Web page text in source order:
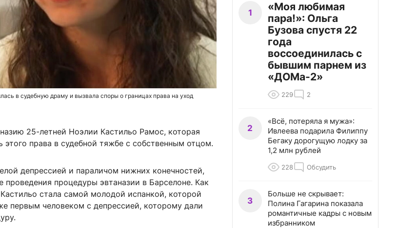
в судебную драму и вызвала споры о границах права на уход
25-летней Ноэлии Кастильо Рамос, которая
этого права в судебной тяжбе с собственным отцом.
депрессией и параличом нижних конечностей,
проведения процедуры эвтаназии в Барселоне. Как
стала самой молодой испанкой, которой
первым человеком с депрессией, которому дали
1
«Моя любимая
пара!»: Ольга
Бузова спустя 22
года
воссоединилась с
бывшим парнем из
«ДОМа-2»
229 2
2
«Всё, потеряла я мужа»:
Ивлеева подарила Филиппу
Бегаку дорогущую лодку за
1,2 млн рублей
228 Обсудить
3
Больше не скрывает:
Полина Гагарина показала
романтичные кадры с новым
избранником